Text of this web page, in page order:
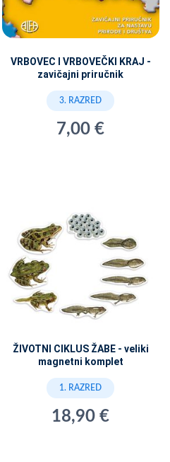
VRBOVEC I VRBOVEČKI KRAJ -
zavičajni priručnik
3. RAZRED
7,00 €
ŽIVOTNI CIKLUS ŽABE - veliki
magnetni komplet
1. RAZRED
18,90 €